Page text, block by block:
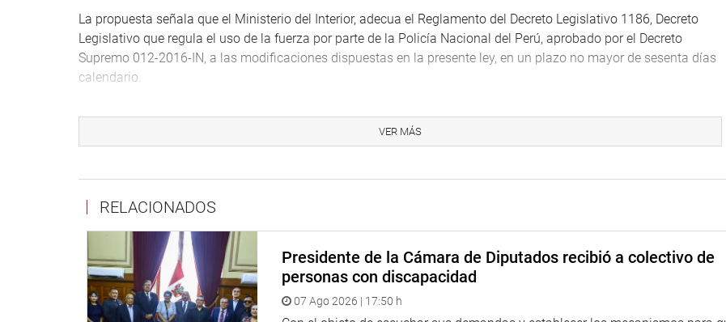
La propuesta señala que el Ministerio del Interior, adecua el Reglamento del Decreto Legislativo 1186, Decreto
Legislativo que regula el uso de la fuerza por parte de la Policía Nacional del Perú, aprobado por el Decreto
Supremo 012-2016-IN, a las modificaciones dispuestas en la presente ley, en un plazo no mayor de sesenta días
calendario.
Interno, Desarrollo Alternativo y Lucha contra las Drogas, precisó que la propuesta plantea incorporar el uso de
armas de fuego en casos de flagrante delito.
“La propuesta normativa tiene por finalidad dotar a la Policía de estabilidad jurídica y de recursos legales
necesario frente a situaciones límite o de extrema violencia para el cumplimiento del mandato constitucional”,
Los congresistas Jorge Montoya Manrique (HD), Susel Paredes Pique (BD), José Wlliams Zapata (Avanza País),
coincidieron que las herramientas que se les va a dotar al Policía Nacional permitirán que puedan actuar de una
manera más decidida facilitando la lucha contra el crimen organizado.
VER MÁS
RELACIONADOS
Presidente de la Cámara de Diputados recibió a colectivo de
personas con discapacidad
07 Ago 2026 | 17:50 h